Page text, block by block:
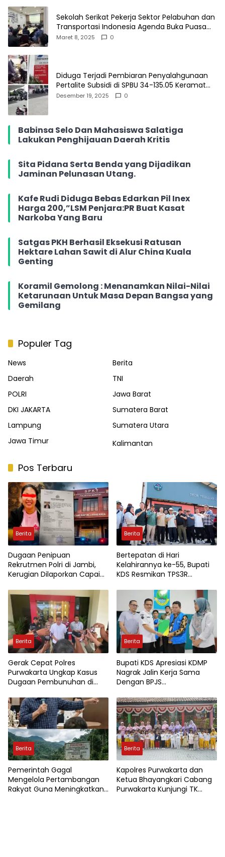
Sekolah Serikat Pekerja Sektor Pelabuhan dan
Transportasi Indonesia Agenda Buka Puasa
Bersama
Maret 8, 2025 0
Diduga Terjadi Pembiaran Penyalahgunaan
Pertalite Subsidi di SPBU 34-135.05 Keramat
Jati, Penimbun Bebas Bertransaksi
Desember 19, 2025 0
Babinsa Selo Dan Mahasiswa Salatiga
Lakukan Penghijauan Daerah Kritis
Sita Pidana Serta Benda yang Dijadikan
Jaminan Pelunasan Utang.
Kafe Rudi Diduga Bebas Edarkan Pil Inex
Harga 200,”LSM Penjara:PR Buat Kasat
Narkoba Yang Baru
Satgas PKH Berhasil Eksekusi Ratusan
Hektare Lahan Sawit di Alur China Kuala
Genting
Koramil Gemolong : Menanamkan Nilai-Nilai
Ketarunaan Untuk Masa Depan Bangsa yang
Gemilang
Populer Tag
News
Berita
Daerah
TNI
POLRI
Jawa Barat
DKI JAKARTA
Sumatera Barat
Lampung
Sumatera Utara
Jawa Timur
Kalimantan
Pos Terbaru
Berita
Dugaan Penipuan
Rekrutmen Polri di Jambi,
Kerugian Dilaporkan Capai
Berita
Bertepatan di Hari
Kelahirannya ke-55, Bupati
KDS Resmikan TPS3R
Berita
Gerak Cepat Polres
Purwakarta Ungkap Kasus
Dugaan Pembunuhan di
Diamankan Sesaat Setelah
Kejadian
Berita
Bupati KDS Apresiasi KDMP
Nagrak Jalin Kerja Sama
Dengan BPJS
Berita
Pemerintah Gagal
Mengelola Pertambangan
Rakyat Guna Meningkatkan
Berita
Kapolres Purwakarta dan
Ketua Bhayangkari Cabang
Purwakarta Kunjungi TK